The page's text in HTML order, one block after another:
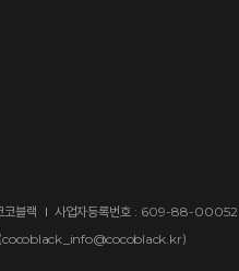
블랙
사업자등록번호 : 609-88-00052
cocoblack_info@cocoblack.kr)